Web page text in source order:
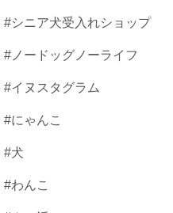
#シニア犬受入れショップ
#ノードッグノーライフ
#イヌスタグラム
#にゃんこ
#犬
#わんこ